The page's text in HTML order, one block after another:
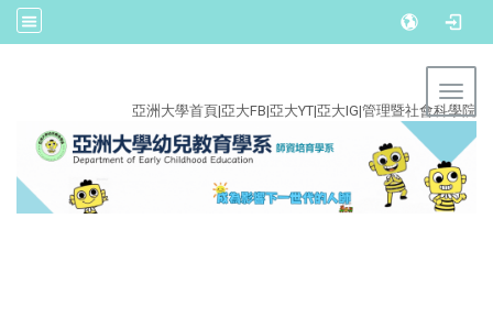
亞洲大學首頁|亞大FB|亞大YT|亞大IG|管理暨社會科學院